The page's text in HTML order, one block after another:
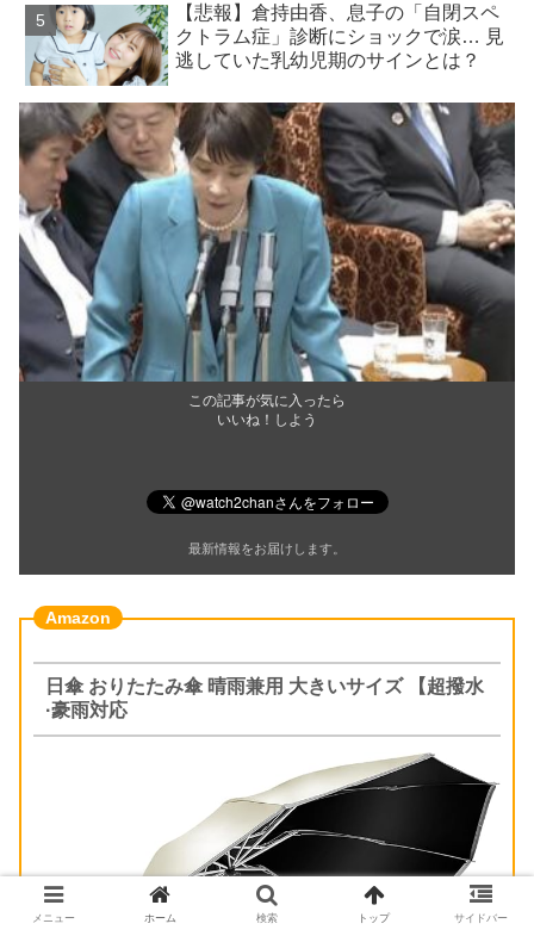
【悲報】倉持由香、息子の「自閉スペ
クトラム症」診断にショックで涙… 見
逃していた乳幼児期のサインとは？
この記事が気に入ったら
いいね！しよう
最新情報をお届けします。
日傘 おりたたみ傘 晴雨兼用 大きいサイズ 【超撥水
·豪雨対応
メニュー ホーム 検索 トップ サイドバー